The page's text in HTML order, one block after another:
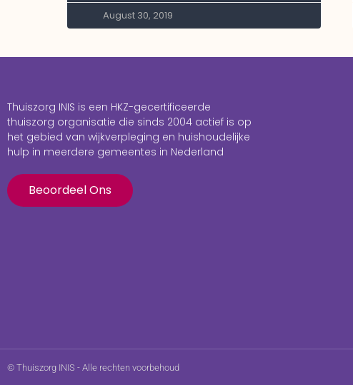
August 30, 2019
Thuiszorg INIS is een HKZ-gecertificeerde
thuiszorg organisatie die sinds 2004 actief is op
het gebied van wijkverpleging en huishoudelijke
hulp in meerdere gemeentes in Nederland
Beoordeel Ons
© Thuiszorg INIS - Alle rechten voorbehoud